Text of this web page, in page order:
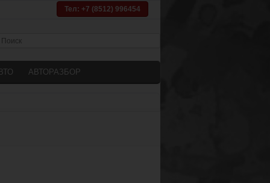
Тел: +7 (8512) 996454
АВТОРАЗБОР